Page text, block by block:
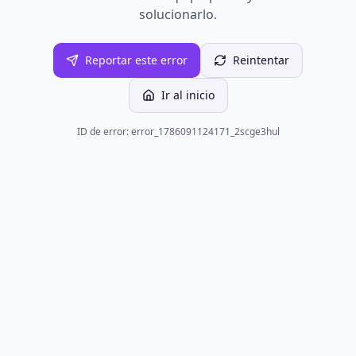
solucionarlo.
Reportar este error Reintentar
Ir al inicio
ID de error: error_1786091124171_2scge3hul